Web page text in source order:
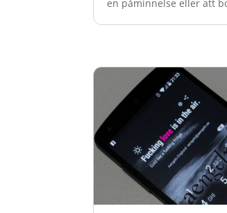
en påminnelse eller att